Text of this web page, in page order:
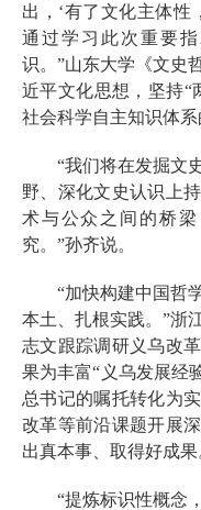
出，‘有了文化主体性
通过学习此次重要
识。”山东大学《文史
近平文化思想，坚持“
社会科学自主知识体系
“我们将在发掘文
野、深化文史认识上
术与公众之间的桥
究。”孙齐说。
“加快构建中国哲
本土、扎根实践。”浙
志文跟踪调研义乌改
果为丰富“义乌发展经
总书记的嘱托转化为
改革等前沿课题开展
出真本事、取得好成果
“提炼标识性概念